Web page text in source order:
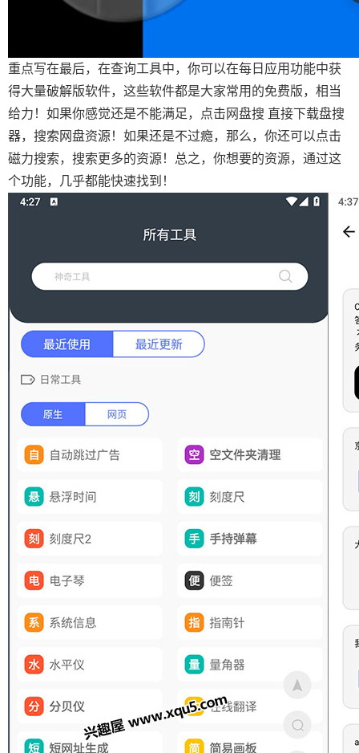
重点写在最后，在查询工具中，你可以在每日应用功能中获
得大量破解版软件，这些软件都是大家常用的免费版，相当
给力！如果你感觉还是不能满足，点击网盘搜 直接下载盘搜
器，搜索网盘资源！如果还是不过瘾，那么，你还可以点击
磁力搜索，搜索更多的资源！总之，你想要的资源，通过这
个功能，几乎都能快速找到！